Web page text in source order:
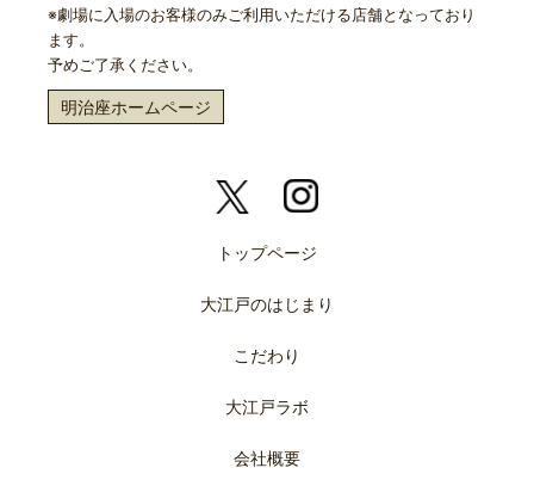
※劇場に入場のお客様のみご利用いただける店舗となっており
ます。
予めご了承ください。
明治座ホームページ
トップページ
大江戸のはじまり
こだわり
大江戸ラボ
会社概要